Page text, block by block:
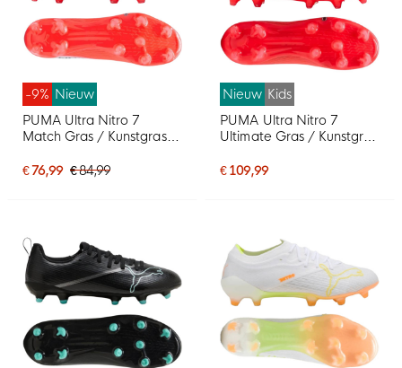
-9% Nieuw
PUMA Ultra Nitro 7
Match Gras / Kunstgras
Wit Felrood Zwart
€ 76,99 € 84,99
Nieuw Kids
PUMA Ultra Nitro 7
Ultimate Gras / Kunstgras
Kids Wit Felrood Zwart
€ 109,99